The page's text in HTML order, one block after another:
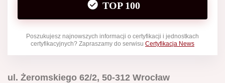
TOP 100
Poszukujesz najnowszych informacji o certyfikacji i jednostkach
certyfikacyjnych? Zapraszamy do serwisu Certyfikacja News
ul. Żeromskiego 62/2, 50-312 Wrocław